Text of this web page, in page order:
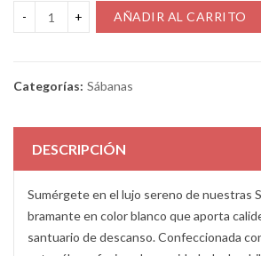
AÑADIR AL CARRITO
Categorías: Sábanas
DESCRIPCIÓN
Sumérgete en el lujo sereno de nuestras
bramante en color blanco que aporta
santuario de descanso. Confeccionada